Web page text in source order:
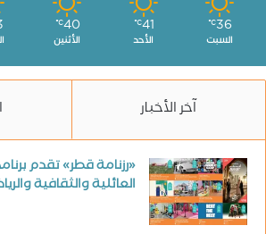
36
℃
السبت
41
℃
الأحد
40
℃
الأثنين
آخر الأخبار
«رزنامة قطر» تقدم
العائلية والثقافية